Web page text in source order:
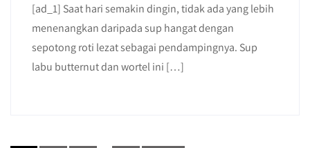
[ad_1] Saat hari semakin dingin, tidak ada yang lebih
menenangkan daripada sup hangat dengan
sepotong roti lezat sebagai pendampingnya. Sup
labu butternut dan wortel ini […]